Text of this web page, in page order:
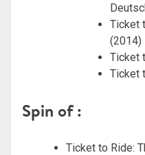
Ticket
(2014)
Ticket
Ticket
Spin of :
Ticket to Ride: